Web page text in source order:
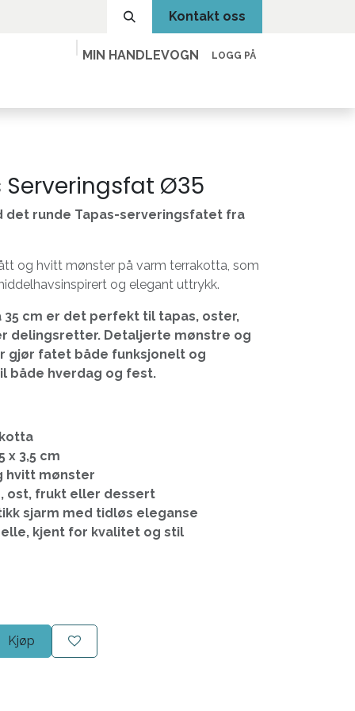
Kontakt oss
MIN HANDLEVOGN LOGG PÅ
Serveringsfat Ø35
det runde Tapas-serveringsfatet fra
og hvitt mønster på varm terrakotta, som
og elegant uttrykk.
35 cm er det perfekt til tapas, oster,
delingsretter. Detaljerte mønstre og
gjør fatet både funksjonelt og
både hverdag og fest.
x 3,5 cm
hvitt mønster
ost, frukt eller dessert
sjarm med tidløs eleganse
kjent for kvalitet og stil
Kjøp